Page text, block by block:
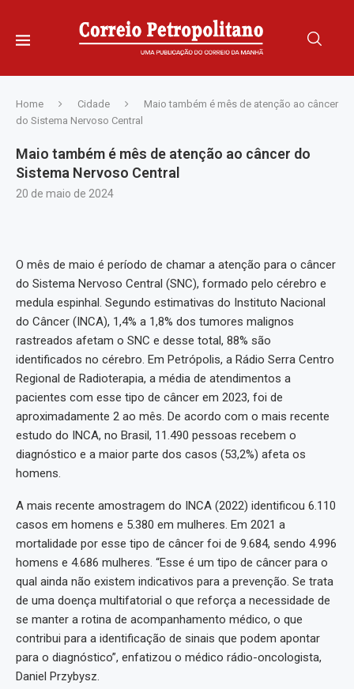
Home Cidade
Maio também é mês de atenção ao câncer
do Sistema Nervoso Central
Maio também é mês de atenção ao câncer do
Sistema Nervoso Central
20 de maio de 2024
O mês de maio é período de chamar a atenção para o câncer
do Sistema Nervoso Central (SNC), formado pelo cérebro e
medula espinhal. Segundo estimativas do Instituto Nacional
do Câncer (INCA), 1,4% a 1,8% dos tumores malignos
rastreados afetam o SNC e desse total, 88% são
identificados no cérebro. Em Petrópolis, a Rádio Serra Centro
Regional de Radioterapia, a média de atendimentos a
pacientes com esse tipo de câncer em 2023, foi de
aproximadamente 2 ao mês. De acordo com o mais recente
estudo do INCA, no Brasil, 11.490 pessoas recebem o
diagnóstico e a maior parte dos casos (53,2%) afeta os
homens.
A mais recente amostragem do INCA (2022) identificou 6.110
casos em homens e 5.380 em mulheres. Em 2021 a
mortalidade por esse tipo de câncer foi de 9.684, sendo 4.996
homens e 4.686 mulheres. “Esse é um tipo de câncer para o
qual ainda não existem indicativos para a prevenção. Se trata
de uma doença multifatorial o que reforça a necessidade de
se manter a rotina de acompanhamento médico, o que
contribui para a identificação de sinais que podem apontar
para o diagnóstico”, enfatizou o médico rádio-oncologista,
Daniel Przybysz.